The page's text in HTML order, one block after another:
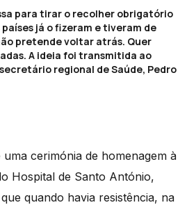
para tirar o recolher obrigatório
já o fizeram e tiveram de
pretende voltar atrás. Quer
A ideia foi transmitida ao
regional de Saúde, Pedro
cerimónia de homenagem à
Hospital de Santo António,
quando havia resistência, na